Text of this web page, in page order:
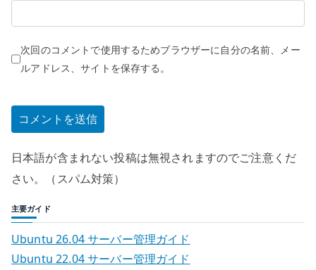
次回のコメントで使用するためブラウザーに自分の名前、メー
ルアドレス、サイトを保存する。
日本語が含まれない投稿は無視されますのでご注意くだ
さい。（スパム対策）
主要ガイド
Ubuntu 26.04 サーバー管理ガイド
Ubuntu 22.04 サーバー管理ガイド